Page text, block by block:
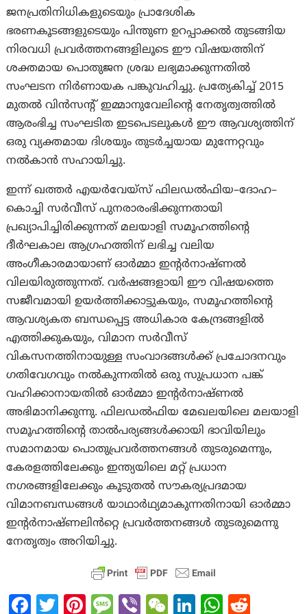
ജനപ്രതിനിധികളുടെയും പ്രാദേശിക
ഭരണകൂടങ്ങളുടെയും പിന്തുണ ഉറപ്പാക്കൽ തുടങ്ങിയ
നിരവധി പ്രവർത്തനങ്ങളിലൂടെ ഈ വിഷയത്തിന്
ശക്തമായ പൊതുജന ശ്രദ്ധ ലഭ്യമാക്കുന്നതിൽ
സംഘടന നിർണായക പങ്കുവഹിച്ചു. പ്രത്യേകിച്ച് 2015
മുതൽ വിൻസൻ്റ് ഇമ്മാനുവേലിൻ്റെ നേതൃത്വത്തിൽ
ആരംഭിച്ച സംഘടിത ഇടപെടലുകൾ ഈ ആവശ്യത്തിന്
ഒരു വ്യക്തമായ ദിശയും തുടർച്ചയായ മുന്നേറ്റവും
നൽകാൻ സഹായിച്ചു.
ഇന്ന് ഖത്തർ എയർവേയ്സ് ഫിലഡൽഫിയ–ദോഹ–
കൊച്ചി സർവീസ് പുനരാരംഭിക്കുന്നതായി
പ്രഖ്യാപിച്ചിരിക്കുന്നത് മലയാളി സമൂഹത്തിന്റെ
ദീർഘകാല ആഗ്രഹത്തിന് ലഭിച്ച വലിയ
അംഗീകാരമായാണ് ഓർമ്മാ ഇൻ്റർനാഷ്ണൽ
വിലയിരുത്തുന്നത്. വർഷങ്ങളായി ഈ വിഷയത്തെ
സജീവമായി ഉയർത്തിക്കാട്ടുകയും, സമൂഹത്തിന്റെ
ആവശ്യകത ബന്ധപ്പെട്ട അധികാര കേന്ദ്രങ്ങളിൽ
എത്തിക്കുകയും, വിമാന സർവീസ്
വികസനത്തിനായുള്ള സംവാദങ്ങൾക്ക് പ്രചോദനവും
ഗതിവേഗവും നൽകുന്നതിൽ ഒരു സുപ്രധാന പങ്ക്
വഹിക്കാനായതിൽ ഓർമ്മാ ഇൻ്റർനാഷ്ണൽ
അഭിമാനിക്കുന്നു. ഫിലഡൽഫിയ മേഖലയിലെ മലയാളി
സമൂഹത്തിന്റെ താൽപര്യങ്ങൾക്കായി ഭാവിയിലും
സമാനമായ പൊതുപ്രവർത്തനങ്ങൾ തുടരുമെന്നും,
കേരളത്തിലേക്കും ഇന്ത്യയിലെ മറ്റ് പ്രധാന
നഗരങ്ങളിലേക്കും കൂടുതൽ സൗകര്യപ്രദമായ
വിമാനബന്ധങ്ങൾ യാഥാർഥ്യമാകുന്നതിനായി ഓർമ്മാ
ഇൻ്റർനാഷ്ണലിൻറ്റെ പ്രവർത്തനങ്ങൾ തുടരുമെന്നു
നേതൃത്വം അറിയിച്ചു.
Fa T
Pi M Vi W Li W